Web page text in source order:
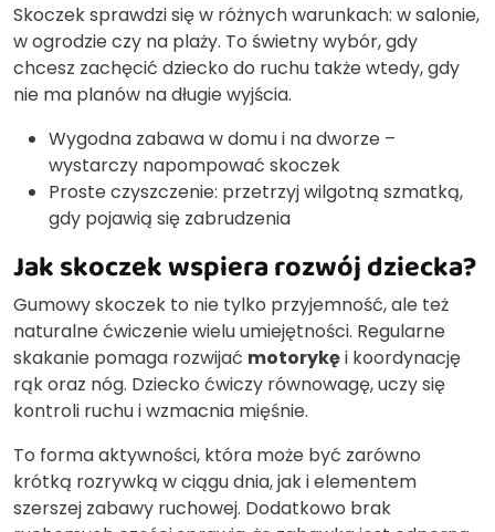
Skoczek sprawdzi się w różnych warunkach: w salonie,
w ogrodzie czy na plaży. To świetny wybór, gdy
chcesz zachęcić dziecko do ruchu także wtedy, gdy
nie ma planów na długie wyjścia.
Wygodna zabawa w domu i na dworze –
wystarczy napompować skoczek
Proste czyszczenie: przetrzyj wilgotną szmatką,
gdy pojawią się zabrudzenia
Jak skoczek wspiera rozwój dziecka?
Gumowy skoczek to nie tylko przyjemność, ale też
naturalne ćwiczenie wielu umiejętności. Regularne
skakanie pomaga rozwijać motorykęi koordynację
rąk oraz nóg. Dziecko ćwiczy równowagę, uczy się
kontroli ruchu i wzmacnia mięśnie.
To forma aktywności, która może być zarówno
krótką rozrywką w ciągu dnia, jak i elementem
szerszej zabawy ruchowej. Dodatkowo brak